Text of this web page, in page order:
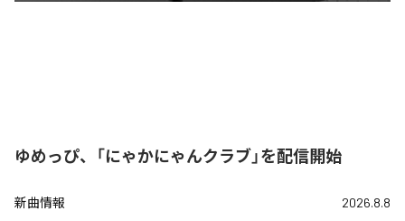
ゆめっぴ、「にゃかにゃんクラブ」を配信開始
新曲情報 2026.8.8